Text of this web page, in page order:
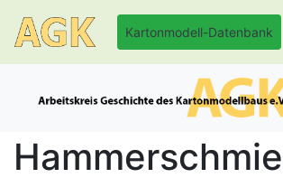
Kartonmodell-Datenbank